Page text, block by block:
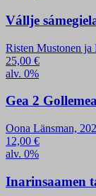
Vállje
Risten Mustonen
25,00 €
alv. 0%
Gea 2
Oona Länsman,
12,00 €
alv. 0%
Inarinsaamen